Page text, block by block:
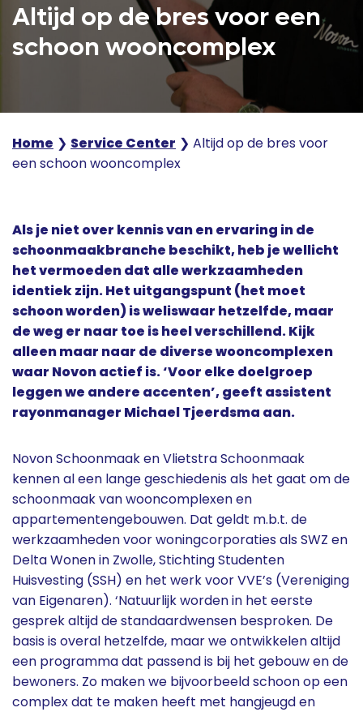
Altijd op de bres voor een
schoon wooncomplex
Home ❯ Service Center ❯ Altijd op de bres voor
een schoon wooncomplex
Als je niet over kennis van en ervaring in de
schoonmaakbranche beschikt, heb je wellicht
het vermoeden dat alle werkzaamheden
identiek zijn. Het uitgangspunt (het moet
schoon worden) is weliswaar hetzelfde, maar
de weg er naar toe is heel verschillend. Kijk
alleen maar naar de diverse wooncomplexen
waar Novon actief is. ‘Voor elke doelgroep
leggen we andere accenten’, geeft assistent
rayonmanager Michael Tjeerdsma aan.
Novon Schoonmaak en Vlietstra Schoonmaak
kennen al een lange geschiedenis als het gaat om de
schoonmaak van wooncomplexen en
appartementengebouwen. Dat geldt m.b.t. de
werkzaamheden voor woningcorporaties als SWZ en
Delta Wonen in Zwolle, Stichting Studenten
Huisvesting (SSH) en het werk voor VVE’s (Vereniging
van Eigenaren). ‘Natuurlijk worden in het eerste
gesprek altijd de standaardwensen besproken. De
basis is overal hetzelfde, maar we ontwikkelen altijd
een programma dat passend is bij het gebouw en de
bewoners. Zo maken we bijvoorbeeld schoon op een
complex dat te maken heeft met hangjeugd en